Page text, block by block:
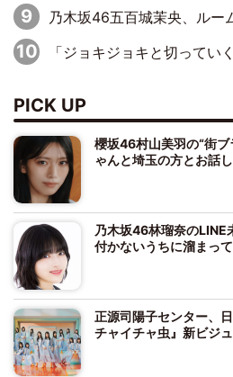
乃木坂46五百城茉央、ルームウエアでリラックス「今回のグ
「ジョキジョキと切っていく感じ」
PICK UP
櫻坂46村山美羽の“街
ゃんと埼玉の方とお話
乃木坂46林瑠奈のLINE
付かないうちに溜まっ
正源司陽子センター、
チャイチャ虫』新ビジ